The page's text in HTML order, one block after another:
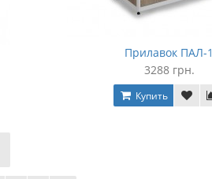
Прилавок ПАЛ-1
3288 грн.
Купить